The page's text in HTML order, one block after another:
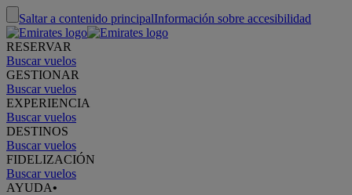
Saltar a contenido principalInformación sobre accesibilidad
RESERVAR
Buscar vuelos
GESTIONAR
Buscar vuelos
EXPERIENCIA
Buscar vuelos
DESTINOS
Buscar vuelos
FIDELIZACIÓN
Buscar vuelos
AYUDA•